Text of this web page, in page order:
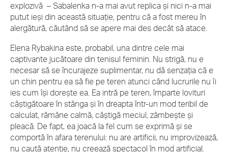
explozivă – Sabalenka n-a mai avut replica și nici n-a mai
putut ieși din această situație, pentru că a fost mereu în
alergătură, căutând să se apere mai des decât să atace.
Elena Rybakina este, probabil, una dintre cele mai
captivante jucătoare din tenisul feminin. Nu strigă, nu e
necesar să se încurajeze suplimentar, nu dă senzația că e
un chin pentru ea să fie pe teren atunci când lucrurile nu îi
ies cum își dorește ea. Ea intră pe teren, împarte lovituri
câștigătoare în stânga și în dreapta într-un mod teribil de
calculat, rămâne calmă, câștigă meciul, zâmbește și
pleacă. De fapt, ea joacă la fel cum se exprimă și se
comportă în afara terenului: nu are artificii, nu improvizează,
nu caută atenție, nu creează spectacol în mod artificial.